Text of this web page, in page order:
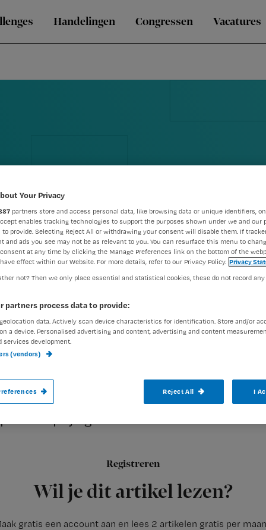
Handelingen Congressen Vacatures
Registreren
Wil je dit artikel lezen?
gratis een account aan en lees 2 artikelen gratis per
Een verpleegkundige toepassing van de
Westfriesgasthuis in Hoorn heeft
Your Privacy
partners store and access personal data, like browsing data or unique identifiers,
enables tracking technologies to support the purposes shown under we and our
to provide. Selecting Reject All or withdrawing your consent will disable them. If
and ads you see may not be as relevant to you. You can resurface this menu to
at any time by clicking the Manage Preferences link on the bottom of the
effect within our Website. For more details, refer to our Privacy Policy. Privacy
not? Then we only place essential and statistical cookies, these do not record
partners process data to provide:
data. Actively scan device characteristics for identification. Store and/or
a device. Personalised advertising and content, advertising and content
services development.
(vendors)
Reject All I